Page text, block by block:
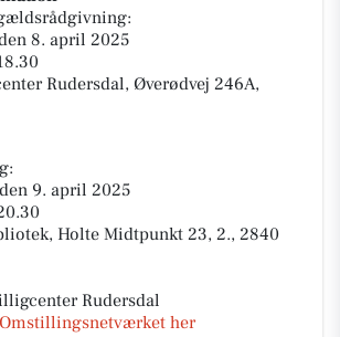
8. april 2025
Rudersdal, Øverødvej 246A,
9. april 2025
Holte Midtpunkt 23, 2., 2840
Rudersdal
her